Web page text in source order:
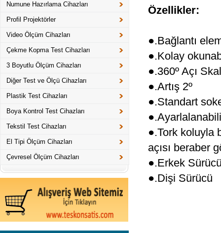
Numune Hazırlama Cihazları
Profil Projektörler
Video Ölçüm Cihazları
Çekme Kopma Test Cihazları
3 Boyutlu Ölçüm Cihazları
Diğer Test ve Ölçü Cihazları
Plastik Test Cihazları
Boya Kontrol Test Cihazları
Tekstil Test Cihazları
El Tipi Ölçüm Cihazları
Çevresel Ölçüm Cihazları
Özellikler:
●.Bağlantı
●.Kolay
●.360º Açı
●.Artış 2º
●.Standart
●.Tork koluyla
açısı beraber
●.Erkek
●.Dişi